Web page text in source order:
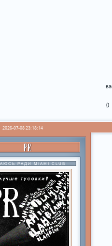
0
2026-07-08 23:18:14
PR
РАДИ MIAMI CLUB